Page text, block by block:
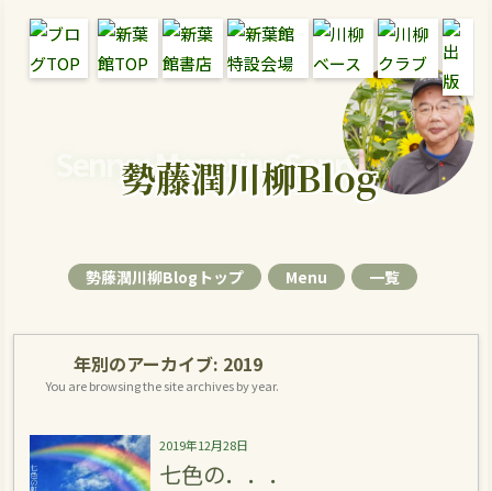
Senryu Magazine Senryu Blog
勢藤潤川柳Blog
勢藤潤川柳Blogトップ Menu 一覧
年別のアーカイブ: 2019
You are browsing the site archives by year.
2019年12月28日
七色の．．．